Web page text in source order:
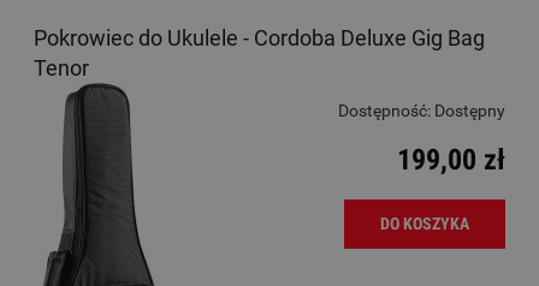
Pokrowiec do Ukulele - Cordoba Deluxe Gig Bag
Tenor
Dostępność: Dostępny
199,00 zł
DO KOSZYKA